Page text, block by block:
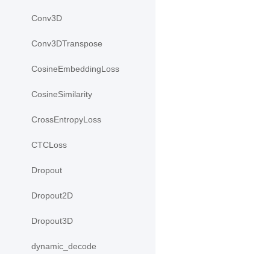
Conv3D
Conv3DTranspose
CosineEmbeddingLoss
CosineSimilarity
CrossEntropyLoss
CTCLoss
Dropout
Dropout2D
Dropout3D
dynamic_decode